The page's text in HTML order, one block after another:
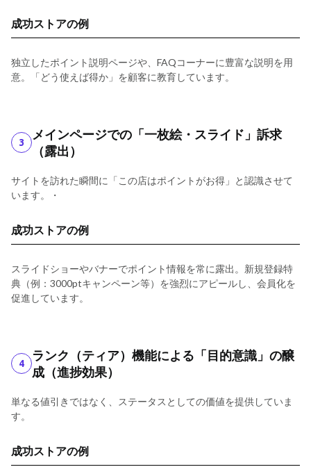
成功ストアの例
独立したポイント説明ページや、FAQコーナーに豊富な説明を用
意。「どう使えば得か」を顧客に教育しています。
3
メインページでの「一枚絵・スライド」訴求
（露出）
サイトを訪れた瞬間に「この店はポイントがお得」と認識させて
います。
・
成功ストアの例
スライドショーやバナーでポイント情報を常に露出。新規登録特
典（例：3000ptキャンペーン等）を強烈にアピールし、会員化を
促進しています。
4
ランク（ティア）機能による「目的意識」の醸
成（進捗効果）
単なる値引きではなく、ステータスとしての価値を提供していま
す。
成功ストアの例